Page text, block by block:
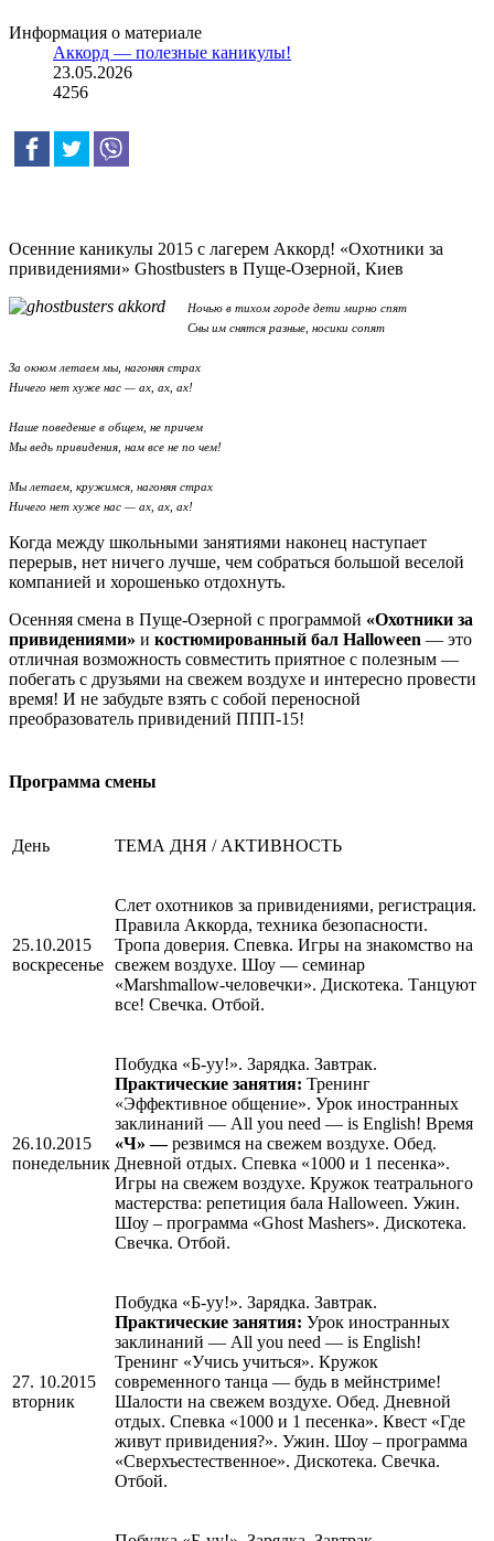
Информация о материале
Аккорд — полезные каникулы!
23.05.2026
4256
Осенние каникулы 2015 с лагерем Аккорд! «Охотники за
привидениями» Ghostbusters в Пуще-Озерной, Киев
Ночью в тихом городе дети мирно спят
Сны им снятся разные, носики сопят
За окном летаем мы, нагоняя страх
Ничего нет хуже нас — ах, ах, ах!
Наше поведение в общем, не причем
Мы ведь привидения, нам все не по чем!
Мы летаем, кружимся, нагоняя страх
Ничего нет хуже нас — ах, ах, ах!
Когда между школьными занятиями наконец наступает
перерыв, нет ничего лучше, чем собраться большой веселой
компанией и хорошенько отдохнуть.
Осенняя смена в Пуще-Озерной с программой «Охотники за
привидениями» и костюмированный бал Нalloween — это
отличная возможность совместить приятное с полезным —
побегать с друзьями на свежем воздухе и интересно провести
время! И не забудьте взять с собой переносной
преобразователь привидений ППП-15!
Программа смены
День ТЕМА ДНЯ / АКТИВНОСТЬ
25.10.2015
воскресенье
Слет охотников за привидениями, регистрация.
Правила Аккорда, техника безопасности.
Тропа доверия. Спевка. Игры на знакомство на
свежем воздухе. Шоу — семинар
«Marshmallow-человечки». Дискотека. Танцуют
все! Свечка. Отбой.
26.10.2015
понедельник
Побудка «Б-уу!». Зарядка. Завтрак.
Практические занятия: Тренинг
«Эффективное общение». Урок иностранных
заклинаний — All you need — is English! Время
«Ч» —резвимся на свежем воздухе. Обед.
Дневной отдых. Спевка «1000 и 1 песенка».
Игры на свежем воздухе. Кружок театрального
мастерства: репетиция бала Нalloween. Ужин.
Шоу – программа «Ghost Mashers». Дискотека.
Свечка. Отбой.
27. 10.2015
вторник
Побудка «Б-уу!». Зарядка. Завтрак.
Практические занятия: Урок иностранных
заклинаний — All you need — is English!
Тренинг «Учись учиться». Кружок
современного танца — будь в мейнстриме!
Шалости на свежем воздухе. Обед. Дневной
отдых. Спевка «1000 и 1 песенка». Квест «Где
живут привидения?». Ужин. Шоу – программа
«Сверхъестественное». Дискотека. Свечка.
Отбой.